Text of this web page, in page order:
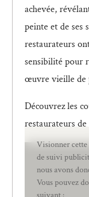
achevée,
peinte et de ses
restaurateurs
sensibilité pour
œuvre vieille de
Découvrez les
restaurateurs
Visionner
de suivi
nous avons
Vous pouvez